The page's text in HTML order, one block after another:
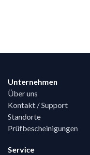
Unternehmen
Über uns
Kontakt / Support
Standorte
Prüfbescheinigungen
Service